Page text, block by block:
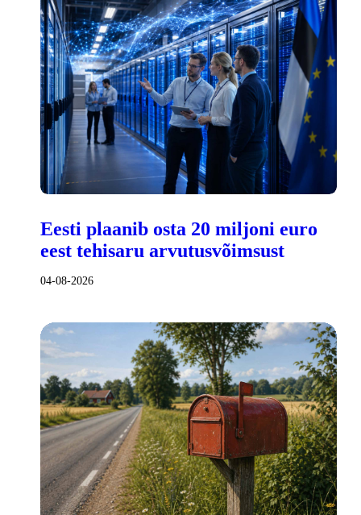
Eesti plaanib osta 20 miljoni euro
eest tehisaru arvutusvõimsust
04-08-2026